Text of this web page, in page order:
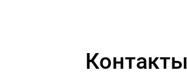
Контакты